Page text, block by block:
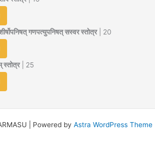
गणपत्युपनिषत् सस्वर स्तोत्र| 20
स्तोत्र| 25
| Powered by Astra WordPress Theme